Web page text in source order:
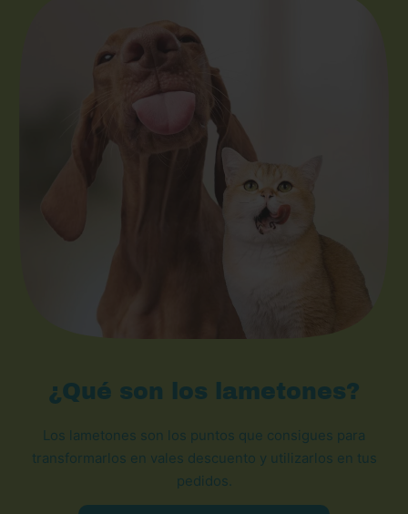
¿Qué son los lametones?
Los lametones son los puntos que consigues para
transformarlos en vales descuento y utilizarlos en tus
pedidos.